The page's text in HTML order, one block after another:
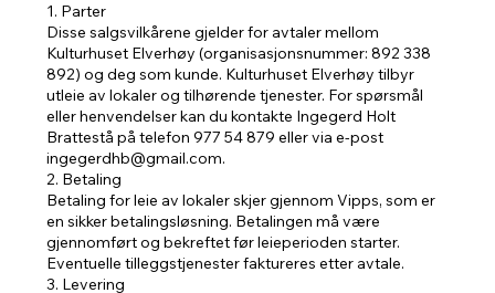
1. Parter
Disse salgsvilkårene gjelder for avtaler mellom
Kulturhuset Elverhøy (organisasjonsnummer: 892 338
892) og deg som kunde. Kulturhuset Elverhøy tilbyr
utleie av lokaler og tilhørende tjenester. For spørsmål
eller henvendelser kan du kontakte Ingegerd Holt
Brattestå på telefon 977 54 879 eller via e-post
ingegerdhb@gmail.com.
2. Betaling
Betaling for leie av lokaler skjer gjennom Vipps, som er
en sikker betalingsløsning. Betalingen må være
gjennomført og bekreftet før leieperioden starter.
Eventuelle tilleggstjenester faktureres etter avtale.
3. Levering